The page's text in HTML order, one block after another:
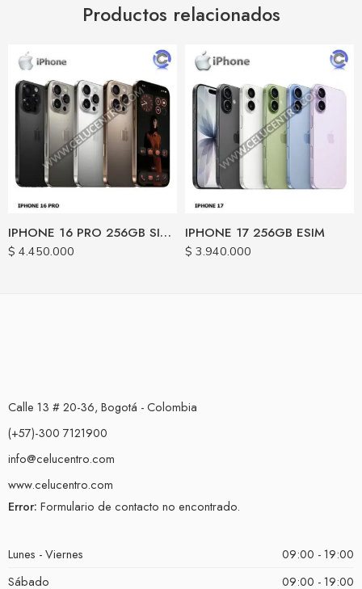
Productos relacionados
IPHONE 16 PRO 256GB SIM FISICA
$ 4.450.000
IPHONE 17 256GB ESIM
$ 3.940.000
Calle 13 # 20-36, Bogotá - Colombia
(+57)-300 7121900
info@celucentro.com
www.celucentro.com
Error: Formulario de contacto no encontrado.
Lunes - Viernes
09:00 - 19:00
Sábado
09:00 - 19:00